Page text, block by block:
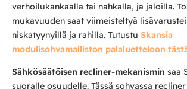
verhoilukankaalla tai nahkalla, ja jaloilla.
mukavuuden saat viimeisteltyä
niskatyynyillä ja rahilla. Tutustu Skansia
modulisohvamalliston palaluetteloon
Sähkösäätöisen recliner-mekanismin saa
suoralle osuudelle. Tässä sohvassa